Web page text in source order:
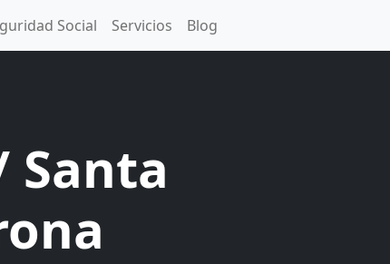
Social Servicios Blog
Santa